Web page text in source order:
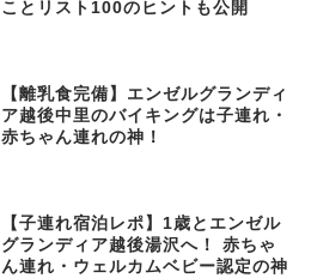
ことリスト100のヒントも公開
【離乳食完備】エンゼルグランディ
ア越後中里のバイキングは子連れ・
赤ちゃん連れの神！
【子連れ宿泊レポ】1歳とエンゼル
グランディア越後湯沢へ！ 赤ちゃ
ん連れ・ウェルカムベビー認定の神